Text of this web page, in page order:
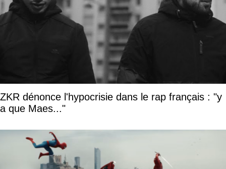
ZKR dénonce l'hypocrisie dans le rap français : "y
a que Maes..."